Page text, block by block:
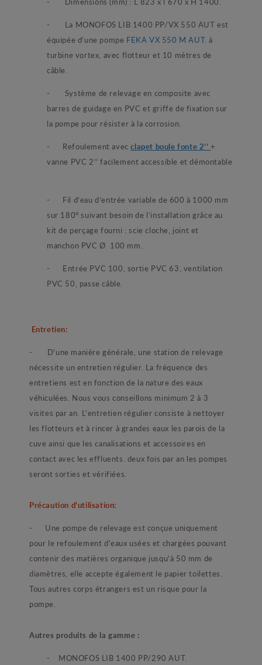
- La MONOFOS LIB 1400 PP/VX 550 AUT est
équipée d’une pompe FEKA VX 550 M AUT. à
turbine vortex, avec flotteur et 10 mètres de
câble.
- Système de relevage en composite avec
barres de guidage en PVC et griffe de fixation sur
la pompe pour résister à la corrosion.
- Refoulement avecclapet boule fonte 2’’+
vanne PVC 2’’ facilement accessible et démontable
- Fil d’eau d’entrée variable de 600 à 1000 mm
sur 180° suivant besoin de l’installation grâce au
kit de perçage fourni : scie cloche, joint et
manchon PVC Ø 100 mm.
- Entrée PVC 100, sortie PVC 63, ventilation
PVC 50, passe câble.
Entretien:
- D'une manière générale, une station de relevage
nécessite un entretien régulier. La fréquence des
entretiens est en fonction de la nature des eaux
véhiculées. Nous vous conseillons minimum 2 à 3
visites par an. L'entretien régulier consiste à nettoyer
les flotteurs et à rincer à grandes eaux les parois de la
cuve ainsi que les canalisations et accessoires en
contact avec les effluents. deux fois par an les pompes
seront sorties et vérifiées.
Précaution d'utilisation:
- Une pompe de relevage est conçue uniquement
pour le refoulement d'eaux usées et chargées pouvant
contenir des matières organique jusqu'à 50 mm de
diamètres, elle accepte également le papier toilettes.
Tous autres corps étrangers est un risque pour la
pompe.
Autres produits de la gamme :
- MONOFOS LIB 1400 PP/290 AUT.